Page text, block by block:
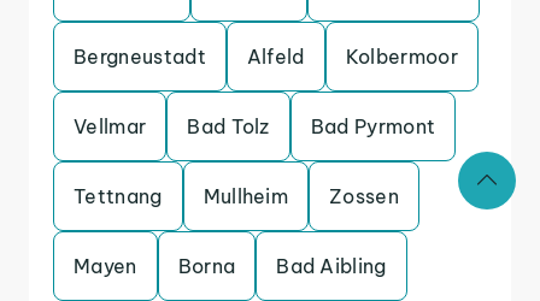
Bergneustadt Alfeld Kolbermoor
Vellmar Bad Tolz Bad Pyrmont
Tettnang Mullheim Zossen
Mayen Borna Bad Aibling